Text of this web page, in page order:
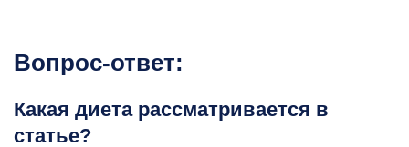
Вопрос-ответ:
Какая диета рассматривается в
статье?